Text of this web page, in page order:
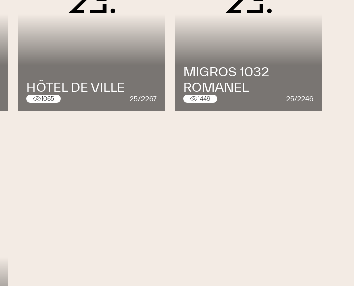
HÔTEL DE VILLE
1065 25/2267
MIGROS 1032
ROMANEL
1449 25/2246